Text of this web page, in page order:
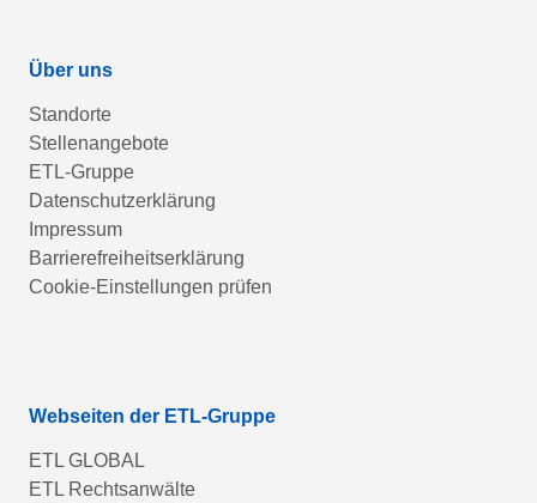
Über uns
Standorte
Stellenangebote
ETL-Gruppe
Datenschutzerklärung
Impressum
Barrierefreiheitserklärung
Cookie-Einstellungen prüfen
Webseiten der ETL-Gruppe
ETL GLOBAL
ETL Rechtsanwälte